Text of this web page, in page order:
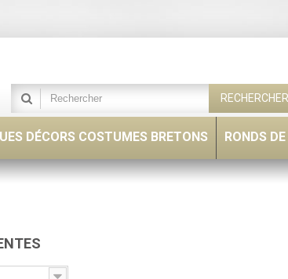
RECHERCHER
DÉCORS COSTUMES BRETONS RONDS